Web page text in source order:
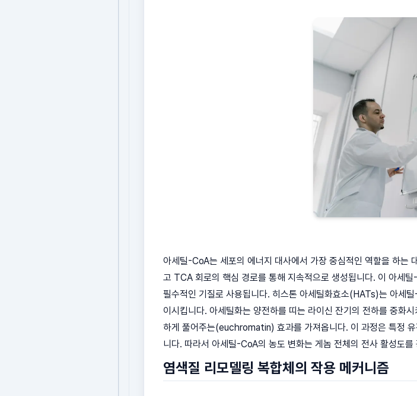
아세틸-CoA는 세포의 에너지 대사에서 가장 중심적인 역할을 하
고 TCA 회로의 핵심 경로를 통해 지속적으로 생성됩니다. 이 아세
필수적인 기질로 사용됩니다. 히스톤 아세틸화효소(HATs)는 아세
이시킵니다. 아세틸화는 양전하를 띠는 라이신 잔기의 전하를 중화
하게 풀어주는(euchromatin) 효과를 가져옵니다. 이 과정은 특정
니다. 따라서 아세틸-CoA의 농도 변화는 게놈 전체의 전사 활성도
염색질 리모델링 복합체의 작용 메커니즘